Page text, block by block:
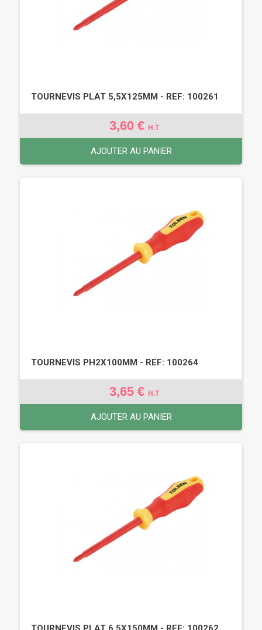
TOURNEVIS PLAT 5,5X125MM - REF: 100261
3,60 € H.T
AJOUTER AU PANIER
TOURNEVIS PH2X100MM - REF: 100264
3,65 € H.T
AJOUTER AU PANIER